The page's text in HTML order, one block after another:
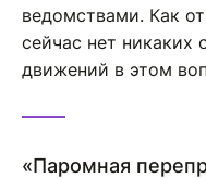
ведомствами. Как
сейчас нет никаких
движений в этом
«Паромная